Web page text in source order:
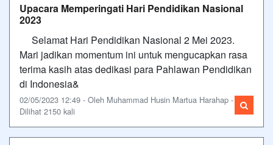
Upacara Memperingati Hari Pendidikan Nasional
2023
Selamat Hari Pendidikan Nasional 2 Mei 2023.
Mari jadikan momentum ini untuk mengucapkan rasa
terima kasih atas dedikasi para Pahlawan Pendidikan
di Indonesia&
02/05/2023 12:49 - Oleh Muhammad Husin Martua Harahap -
Dilihat 2150 kali